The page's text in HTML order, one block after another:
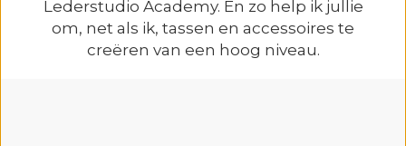
Lederstudio Academy. En zo help ik jullie
om, net als ik, tassen en accessoires te
creëren van een hoog niveau.